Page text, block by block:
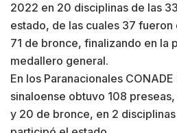
2022 en 20 disciplinas de las
estado, de las cuales 37
71 de bronce, finalizando en la
medallero general.
En los Paranacionales
sinaloense obtuvo 108
y 20 de bronce, en 2